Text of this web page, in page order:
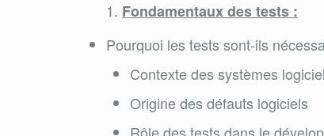
Fondamentaux des tests :
Pourquoi les tests sont-ils
Contexte des systèmes
Origine des défauts logiciels